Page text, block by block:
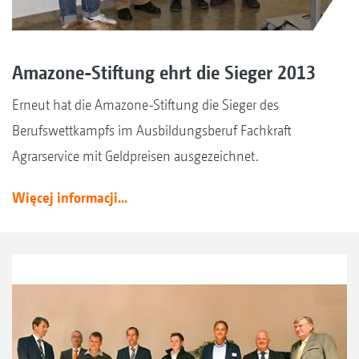
Amazone-Stiftung ehrt die Sieger 2013
Erneut hat die Amazone-Stiftung die Sieger des
Berufswettkampfs im Ausbildungsberuf Fachkraft
Agrarservice mit Geldpreisen ausgezeichnet.
Więcej informacji...